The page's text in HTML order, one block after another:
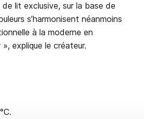
lit exclusive, sur la base de
s’harmonisent néanmoins
à la moderne en
explique le créateur.